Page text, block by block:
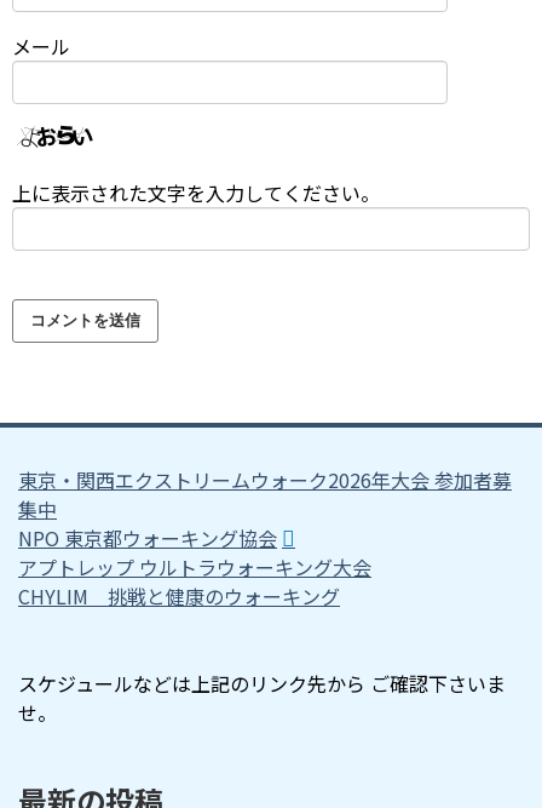
メール
上に表示された文字を入力してください。
東京・関西エクストリームウォーク2026年大会 参加者募
集中
NPO 東京都ウォーキング協会
アプトレップ ウルトラウォーキング大会
CHYLIM 挑戦と健康のウォーキング
スケジュールなどは上記のリンク先から ご確認下さいま
せ。